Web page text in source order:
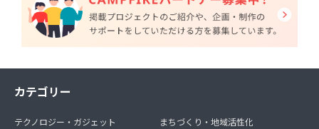
カテゴリー
テクノロジー・ガジェット
まちづくり・地域活性化